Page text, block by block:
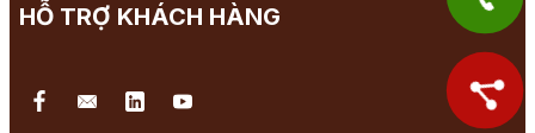
HỖ TRỢ KHÁCH HÀNG